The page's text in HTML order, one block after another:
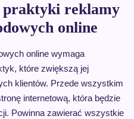
praktyki reklamy
online
online wymaga
które zwiększą jej
klientów. Przede wszystkim
internetową, która będzie
Powinna zawierać wszystkie